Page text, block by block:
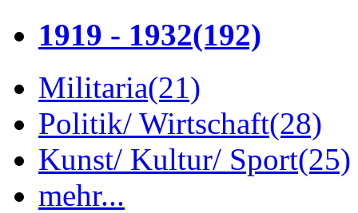
1919 - 1932(192)
Militaria(21)
Politik/ Wirtschaft(28)
Kunst/ Kultur/ Sport(25)
mehr...